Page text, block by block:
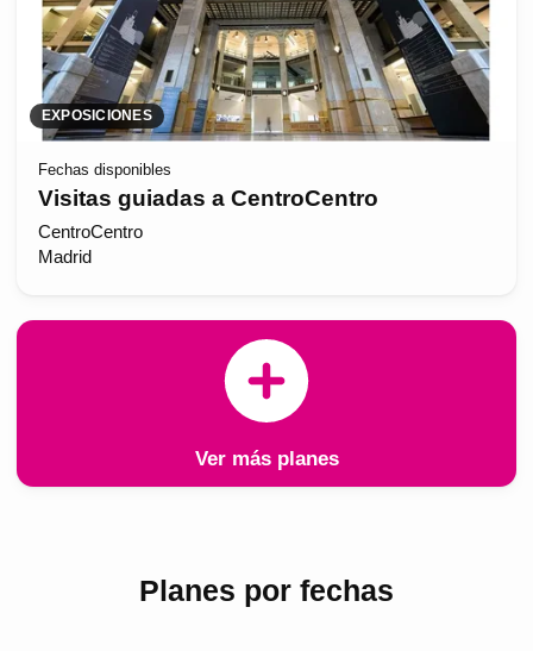
EXPOSICIONES
Fechas disponibles
Visitas guiadas a CentroCentro
CentroCentro
Madrid
Ver más planes
Planes por fechas